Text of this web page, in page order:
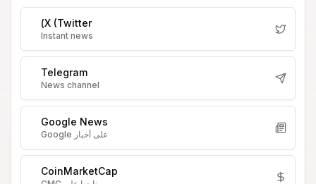
X (Twitter)
Instant news
Telegram
News channel
Google News
على أخبار Google
CoinMarketCap